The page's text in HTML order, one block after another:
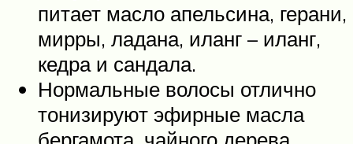
питает масло апельсина, герани,
мирры, ладана, иланг – иланг,
кедра и сандала.
Нормальные волосы отлично
тонизируют эфирные масла